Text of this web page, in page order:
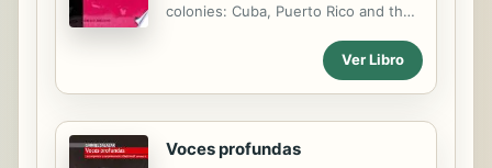
aporta unos caracteres específicos,
colonies: Cuba, Puerto Rico and the
Ver Libro
Voces profundas